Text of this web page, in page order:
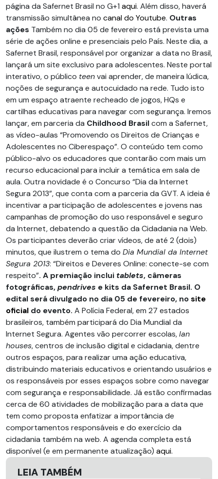
página da Safernet Brasil no G+1 aqui. Além disso, haverá
transmissão simultânea no canal do Youtube. Outras
ações Também no dia 05 de fevereiro está prevista uma
série de ações online e presenciais pelo País. Neste dia, a
Safernet Brasil, responsável por organizar a data no Brasil,
lançará um site exclusivo para adolescentes. Neste portal
interativo, o público teenvai aprender, de maneira lúdica,
noções de segurança e autocuidado na rede. Tudo isto
em um espaço atraente recheado de jogos, HQs e
cartilhas educativas para navegar com segurança. Iremos
lançar, em parceria da Childhood Brasilcom a Safernet,
as vídeo-aulas “Promovendo os Direitos de Crianças e
Adolescentes no Ciberespaço”. O conteúdo tem como
público-alvo os educadores que contarão com mais um
recurso educacional para incluir a temática em sala de
aula. Outra novidade é o Concurso “Dia da Internet
Segura 2013”, que conta com a parceria da GVT. A ideia é
incentivar a participação de adolescentes e jovens nas
campanhas de promoção do uso responsável e seguro
da Internet, debatendo a questão da Cidadania na Web.
Os participantes deverão criar vídeos, de até 2 (dois)
minutos, que ilustrem o tema do Dia Mundial da Internet
Segura 2013: “Direitos e Deveres Online: conecte-se com
respeito”. A premiação inclui tablets, câmeras
fotográficas,pendrives e kits da Safernet Brasil. O
edital será divulgado no dia 05 de fevereiro, nosite
oficial do evento. A Polícia Federal, em 27 estados
brasileiros, também participará do Dia Mundial da
Internet Segura. Agentes vão percorrer escolas,lan
houses, centros de inclusão digital e cidadania, dentre
outros espaços, para realizar uma ação educativa,
distribuindo materiais educativos e orientando usuários e
os responsáveis por esses espaços sobre como navegar
com segurança e responsabilidade. Já estão confirmadas
cerca de 60 atividades de mobilização para a data que
tem como proposta enfatizar a importância de
comportamentos responsáveis e do exercício da
cidadania também na web. A agenda completa está
disponível (e em permanente atualização) aqui.
LEIA TAMBÉM